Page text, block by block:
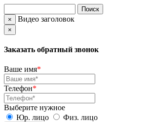
× Видео заголовок
×
Заказать обратный звонок
Ваше имя*
Телефон*
Выберите нужное
Юр. лицо
Физ. лицо